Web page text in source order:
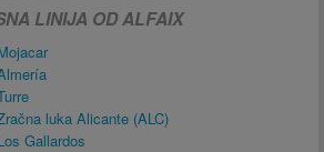
LINIJA OD ALFAIX
luka Alicante (ALC)
Gallardos